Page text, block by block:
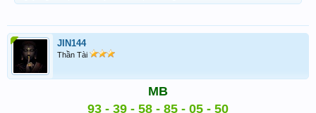
JIN144
Thần Tài
MB
93 - 39 - 58 - 85 - 05 - 50